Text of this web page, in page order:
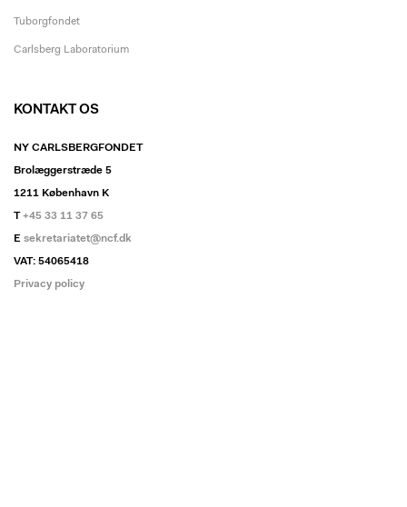
Tuborgfondet
Carlsberg Laboratorium
KONTAKT OS
NY CARLSBERGFONDET
Brolæggerstræde 5
1211 København K
T+45 33 11 37 65
E sekretariatet@ncf.dk
VAT: 54065418
Privacy policy